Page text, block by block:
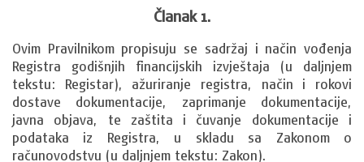
Članak 1.
Ovim Pravilnikom propisuju se sadržaj i način vođenja
Registra godišnjih financijskih izvještaja (u daljnjem
tekstu: Registar), ažuriranje registra, način i rokovi
dostave dokumentacije, zaprimanje dokumentacije,
javna objava, te zaštita i čuvanje dokumentacije i
podataka iz Registra, u skladu sa Zakonom o
računovodstvu (u daljnjem tekstu: Zakon).